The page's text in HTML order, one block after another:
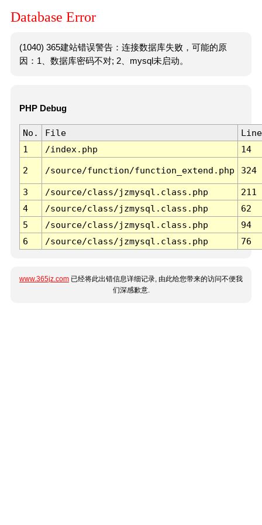
Database Error
(1040) 365建站错误警告：连接数据库失败，可能的原
因：1、数据库密码不对; 2、mysql未启动。
PHP Debug
No. File
Line
1
/index.php 14
2 /source/function/function_extend.php 324
3 /source/class/jzmysql.class.php
211
4
/source/class/jzmysql.class.php
62
5
/source/class/jzmysql.class.php
94
6
/source/class/jzmysql.class.php 76
www.365jz.com 已经将此出错信息详细记录, 由此给您带来的访问不便我
们深感歉意.